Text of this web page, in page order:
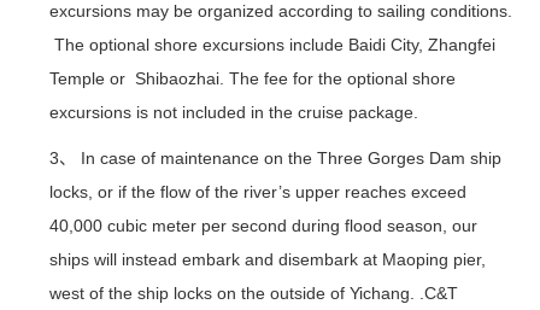
excursions may be organized according to sailing conditions.
The optional shore excursions include Baidi City, Zhangfei
Temple or Shibaozhai. The fee for the optional shore
excursions is not included in the cruise package.
3、 In case of maintenance on the Three Gorges Dam ship
locks, or if the flow of the river’s upper reaches exceed
40,000 cubic meter per second during flood season, our
ships will instead embark and disembark at Maoping pier,
west of the ship locks on the outside of Yichang. .C&T